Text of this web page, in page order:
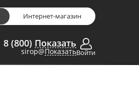
Интернет-магазин
8 (800) Показать
sirop@ПоказатьВойти